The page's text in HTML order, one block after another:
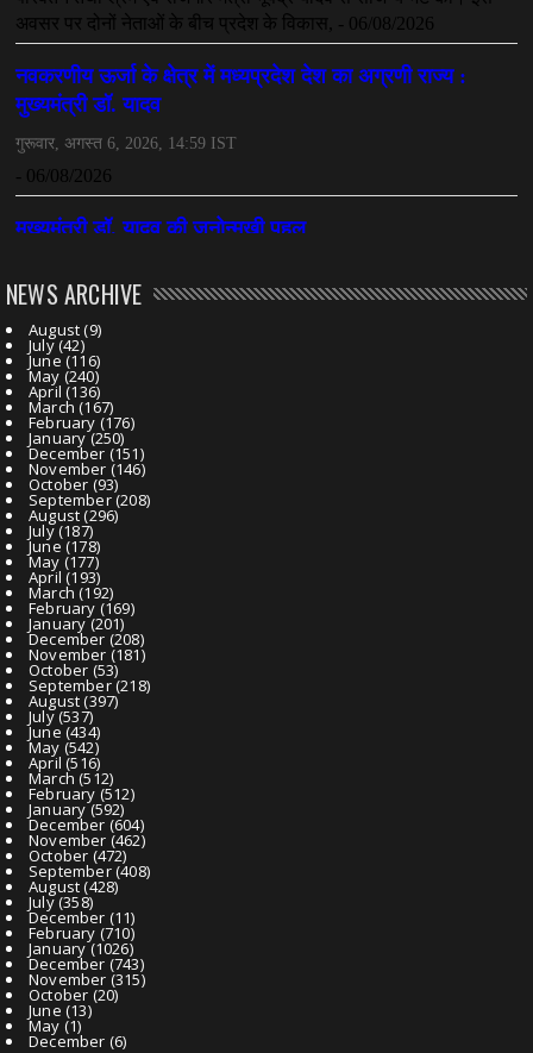
NEWS ARCHIVE
August(9)
July(42)
June(116)
May (240)
April (136)
March (167)
February (176)
January(250)
December (151)
November (146)
October (93)
September(208)
August(296)
July(187)
June(178)
May (177)
April (193)
March (192)
February (169)
January(201)
December (208)
November (181)
October (53)
September(218)
August(397)
July(537)
June(434)
May (542)
April (516)
March (512)
February (512)
January(592)
December (604)
November (462)
October (472)
September(408)
August(428)
July(358)
December (11)
February (710)
January(1026)
December (743)
November (315)
October (20)
June (13)
May (1)
December (6)